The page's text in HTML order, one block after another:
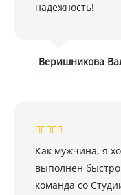
надежность!
Веришникова
Как мужчина, я
выполнен
команда со